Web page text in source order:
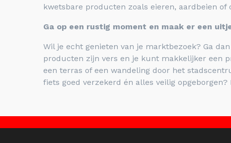
kwetsbare producten zoals eieren, aardbeien
Ga op een rustig moment en maak er een
Wil je echt genieten van je marktbezoek? Ga
producten zijn vers en je kunt makkelijker een
een terras of een wandeling door het
fiets goed verzekerd én alles veilig